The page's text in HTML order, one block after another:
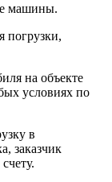
машины.
погрузки,
на объекте
условиях по
в
заказчик